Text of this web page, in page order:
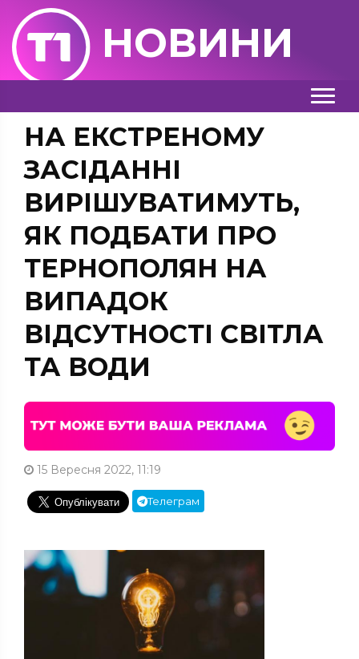
НОВИНИ
НА ЕКСТРЕНОМУ
ЗАСІДАННІ
ВИРІШУВАТИМУТЬ,
ЯК ПОДБАТИ ПРО
ТЕРНОПОЛЯН НА
ВИПАДОК
ВІДСУТНОСТІ СВІТЛА
ТА ВОДИ
15 Вересня 2022, 11:19
Телеграм